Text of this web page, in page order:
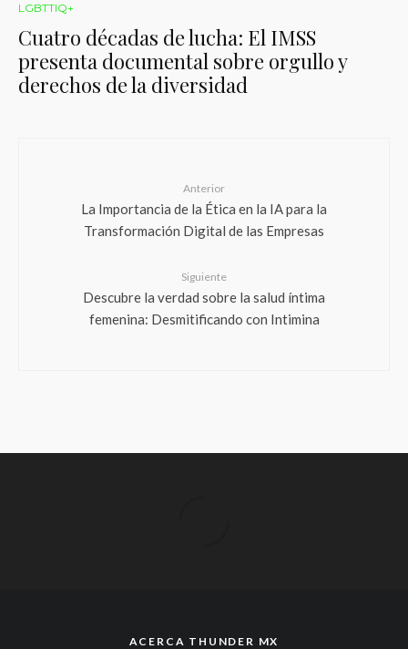
LGBTTIQ+
Cuatro décadas de lucha: El IMSS
presenta documental sobre orgullo y
derechos de la diversidad
Anterior
La Importancia de la Ética en la IA para la
Transformación Digital de las Empresas
Siguiente
Descubre la verdad sobre la salud íntima
femenina: Desmitificando con Intimina
ACERCA THUNDER MX